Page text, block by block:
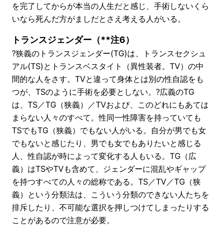
を完了してからが本当の人生だと感じ、手術しないくら
いなら死んだ方がましだとさえ考える人がいる。
トランスジェンダー（**注6）
?狭義のトランスジェンダー(TG)は、トランスセクシュ
アル(TS)とトランスベスタイト（異性装者。TV）の中
間的な人をさす。TVと違って身体とは別の性自認をも
つが、TSのように手術を必要としない。?広義のTG
は、TS／TG（狭義）／TVおよび、このどれにもあては
まらない人々のすべて。性同一性障害を持っていても
TSでもTG（狭義）でもない人がいる。自分が男でも女
でもないと感じたり、男でも女でもありたいと感じる
人、性自認が時によって変化する人もいる。TG（広
義）はTSやTVも含めて、ジェンダーに混乱やギャップ
を持つすべての人々の総称である。TS／TV／TG（狭
義）という分類法は、こういう分類のできない人たちを
排斥したり、不可能な選択を押しつけてしまったりする
ことがあるので注意が必要。